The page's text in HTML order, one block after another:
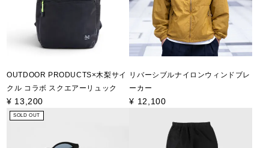
OUTDOOR PRODUCTS×木梨サイ
クル コラボ スクエアーリュック
¥ 13,200
リバーシブルナイロンウィンドブレ
ーカー
¥ 12,100
SOLD OUT